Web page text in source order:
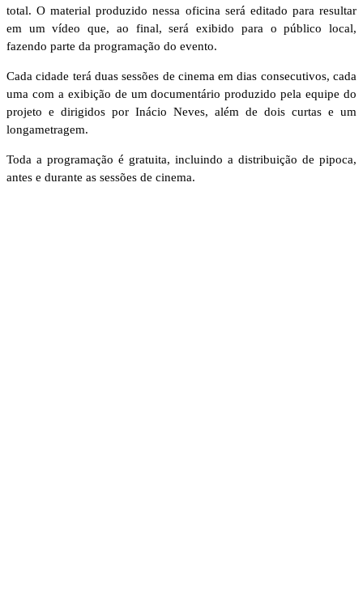
total. O material produzido nessa oficina será editado para resultar
em um vídeo que, ao final, será exibido para o público local,
fazendo parte da programação do evento.
Cada cidade terá duas sessões de cinema em dias consecutivos, cada
uma com a exibição de um documentário produzido pela equipe do
projeto e dirigidos por Inácio Neves, além de dois curtas e um
longametragem.
Toda a programação é gratuita, incluindo a distribuição de pipoca,
antes e durante as sessões de cinema.